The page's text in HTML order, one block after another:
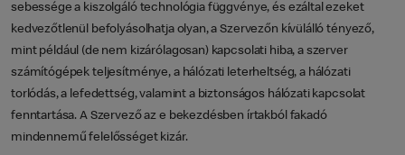
sebessége a kiszolgáló technológia függvénye, és ezáltal ezeket
kedvezőtlenül befolyásolhatja olyan, a Szervezőn kívülálló tényező,
mint például (de nem kizárólagosan) kapcsolati hiba, a szerver
számítógépek teljesítménye, a hálózati leterheltség, a hálózati
torlódás, a lefedettség, valamint a biztonságos hálózati kapcsolat
fenntartása. A Szervező az e bekezdésben írtakból fakadó
mindennemű felelősséget kizár.